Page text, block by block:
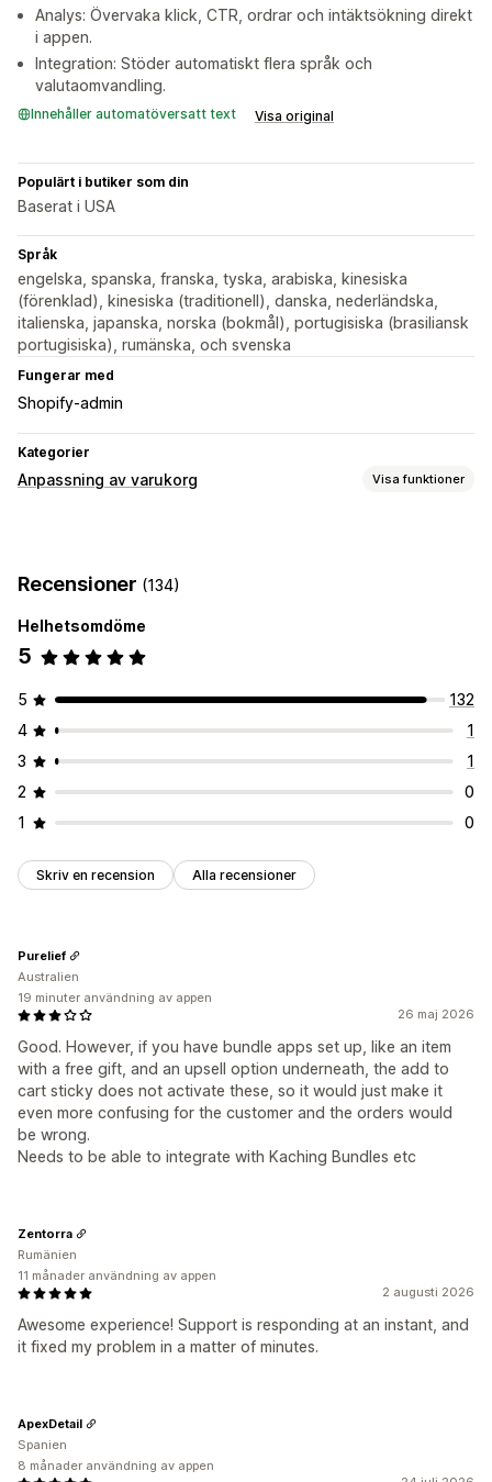
Analys: Övervaka klick, CTR, ordrar och intäktsökning direkt
i appen.
Integration: Stöder automatiskt flera språk och
valutaomvandling.
Innehåller automatöversatt text Visa original
Populärt i butiker som din
Baserat i USA
Språk
engelska, spanska, franska, tyska, arabiska, kinesiska
(förenklad), kinesiska (traditionell), danska, nederländska,
italienska, japanska, norska (bokmål), portugisiska (brasiliansk
portugisiska), rumänska, och svenska
Fungerar med
Shopify-admin
Kategorier
Anpassning av varukorg Visa funktioner
Merförsäljning med ett klick
Recensioner (134)
Helhetsomdöme
5
5
132
4
1
3
1
2
0
1
0
Skriv en recension Alla recensioner
26 maj 2026
Good. However, if you have bundle apps set up, like an item
with a free gift, and an upsell option underneath, the add to
cart sticky does not activate these, so it would just make it
even more confusing for the customer and the orders would
be wrong.
Needs to be able to integrate with Kaching Bundles etc
Purelief
Australien
19 minuter användning av appen
2 augusti 2026
Awesome experience! Support is responding at an instant, and
it fixed my problem in a matter of minutes.
Zentorra
Rumänien
11 månader användning av appen
ApexDetail
Spanien
8 månader användning av appen